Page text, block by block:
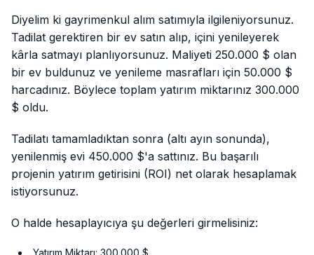
Diyelim ki gayrimenkul alım satımıyla ilgileniyorsunuz.
Tadilat gerektiren bir ev satın alıp, içini yenileyerek
kârla satmayı planlıyorsunuz. Maliyeti 250.000 $ olan
bir ev buldunuz ve yenileme masrafları için 50.000 $
harcadınız. Böylece toplam yatırım miktarınız 300.000
$ oldu.
Tadilatı tamamladıktan sonra (altı ayın sonunda),
yenilenmiş evi 450.000 $'a sattınız. Bu başarılı
projenin yatırım getirisini (ROI) net olarak hesaplamak
istiyorsunuz.
O halde hesaplayıcıya şu değerleri girmelisiniz:
Yatırım Miktarı: 300.000 $